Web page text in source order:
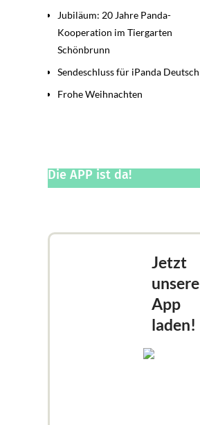
Jubiläum: 20 Jahre Panda-
Kooperation im Tiergarten
Schönbrunn
Sendeschluss für iPanda Deutsch
Frohe Weihnachten
Die APP ist da!
Jetzt
unsere
App
laden!